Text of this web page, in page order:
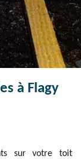
à Flagy
sur votre toit